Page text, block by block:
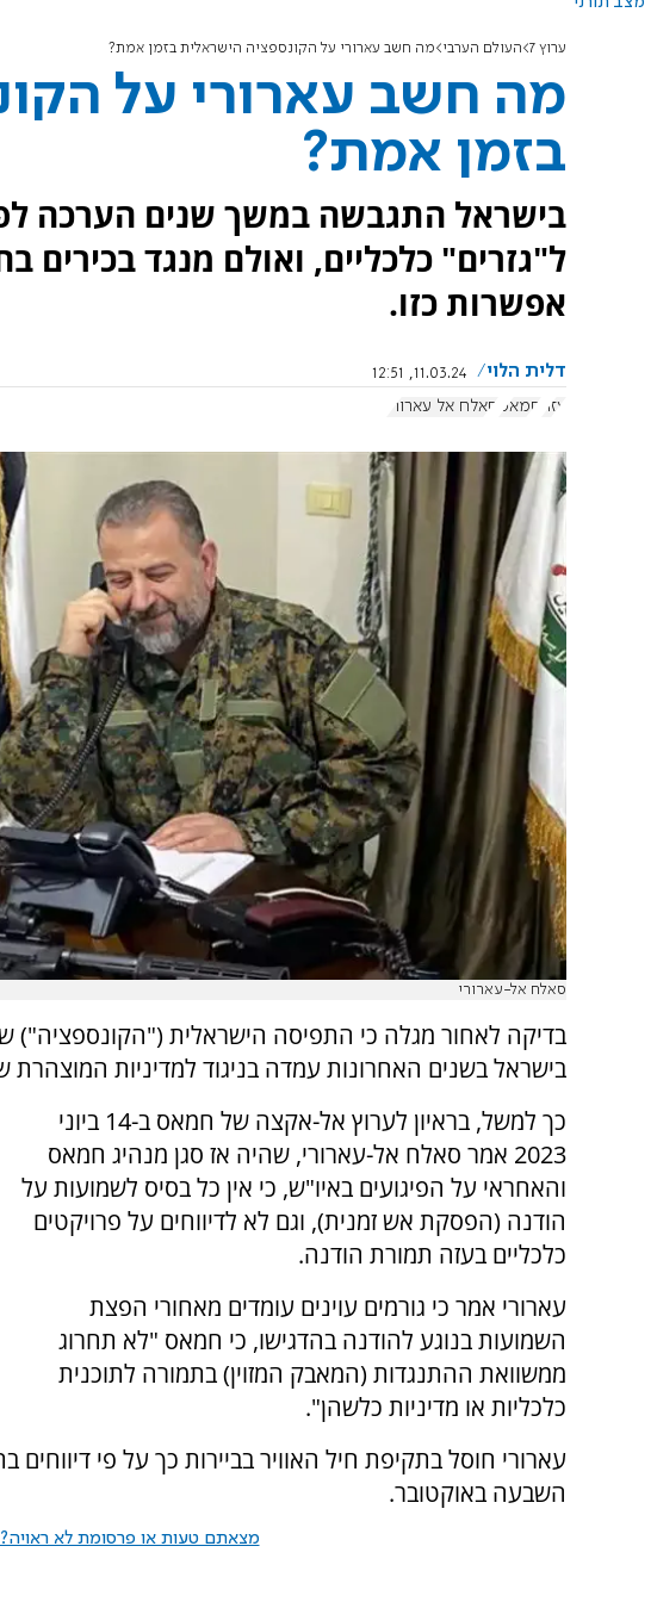
ערוץ 7 העולם הערבי מה חשב עארורי על הקונספציה הישראלית בזמן אמת?
מה חשב עארורי על
בזמן אמת?
בישראל התגבשה במשך שנים הערכה
ל"גזרים" כלכליים, ואולם מנגד בכירים
אפשרות כזו.
דלית הלוי
11.03.24, 12:51
עזה
חמאס סאלח אל עארורי
סאלח אל-עארורי
בדיקה לאחור מגלה כי התפיסה הישראלית ("הקונספציה")
בישראל בשנים האחרונות עמדה בניגוד למדיניות המוצהרת
כך למשל, בראיון לערוץ אל-אקצה של חמאס ב-14 ביוני
2023 אמר סאלח אל-עארורי, שהיה אז סגן מנהיג חמאס
והאחראי על הפיגועים באיו"ש, כי אין כל בסיס לשמועות על
הודנה (הפסקת אש זמנית), וגם לא לדיווחים על פרויקטים
כלכליים בעזה תמורת הודנה.
עארורי אמר כי גורמים עוינים עומדים מאחורי הפצת
השמועות בנוגע להודנה בהדגישו, כי חמאס "לא תחרוג
ממשוואת ההתנגדות (המאבק המזוין) בתמורה לתוכנית
כלכליות או מדיניות כלשהן".
עארורי חוסל בתקיפת חיל האוויר בביירות כך על פי דיווחים
השבעה באוקטובר.
מצאתם טעות או פרסומת לא ראויה?